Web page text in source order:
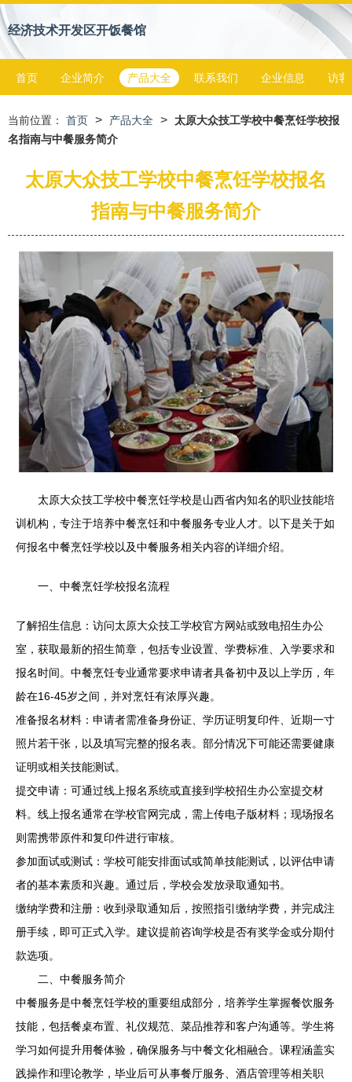
经济技术开发区开饭餐馆
首页 企业简介 产品大全 联系我们 企业信息 访客
当前位置： 首页 > 产品大全 > 太原大众技工学校中餐烹饪学校报
名指南与中餐服务简介
太原大众技工学校中餐烹饪学校报名
指南与中餐服务简介
太原大众技工学校中餐烹饪学校是山西省内知名的职业技能培
训机构，专注于培养中餐烹饪和中餐服务专业人才。以下是关于如
何报名中餐烹饪学校以及中餐服务相关内容的详细介绍。
一、中餐烹饪学校报名流程
了解招生信息：访问太原大众技工学校官方网站或致电招生办公
室，获取最新的招生简章，包括专业设置、学费标准、入学要求和
报名时间。中餐烹饪专业通常要求申请者具备初中及以上学历，年
龄在16-45岁之间，并对烹饪有浓厚兴趣。
准备报名材料：申请者需准备身份证、学历证明复印件、近期一寸
照片若干张，以及填写完整的报名表。部分情况下可能还需要健康
证明或相关技能测试。
提交申请：可通过线上报名系统或直接到学校招生办公室提交材
料。线上报名通常在学校官网完成，需上传电子版材料；现场报名
则需携带原件和复印件进行审核。
参加面试或测试：学校可能安排面试或简单技能测试，以评估申请
者的基本素质和兴趣。通过后，学校会发放录取通知书。
缴纳学费和注册：收到录取通知后，按照指引缴纳学费，并完成注
册手续，即可正式入学。建议提前咨询学校是否有奖学金或分期付
款选项。
二、中餐服务简介
中餐服务是中餐烹饪学校的重要组成部分，培养学生掌握餐饮服务
技能，包括餐桌布置、礼仪规范、菜品推荐和客户沟通等。学生将
学习如何提升用餐体验，确保服务与中餐文化相融合。课程涵盖实
践操作和理论教学，毕业后可从事餐厅服务、酒店管理等相关职